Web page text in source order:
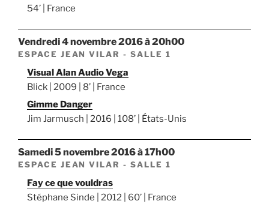
54’ | France
vendredi 4 novembre 2016 à 20h00
ESPACE JEAN VILAR - SALLE 1
Visual Alan Audio Vega
Blick | 2009 | 8’ | France
Gimme Danger
Jim Jarmusch | 2016 | 108’ | États-Unis
samedi 5 novembre 2016 à 17h00
ESPACE JEAN VILAR - SALLE 1
Fay ce que vouldras
Stéphane Sinde | 2012 | 60’ | France